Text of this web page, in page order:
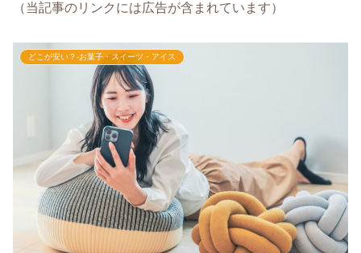
（当記事のリンクには広告が含まれています）
どこが安い？-お菓子・スイーツ・アイス